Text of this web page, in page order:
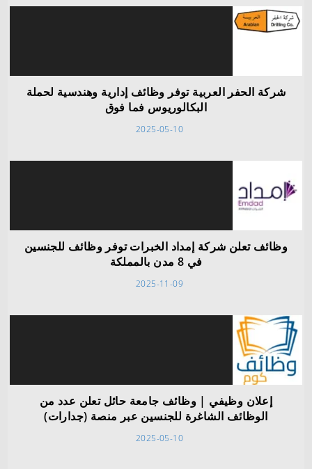
شركة الحفر العربية توفر وظائف إدارية وهندسية لحملة
البكالوريوس فما فوق
2025-05-10
وظائف تعلن شركة إمداد الخبرات توفر وظائف للجنسين
في 8 مدن بالمملكة
2025-11-09
إعلان وظيفي | وظائف جامعة حائل تعلن عدد من
الوظائف الشاغرة للجنسين عبر منصة (جدارات)
2025-05-10